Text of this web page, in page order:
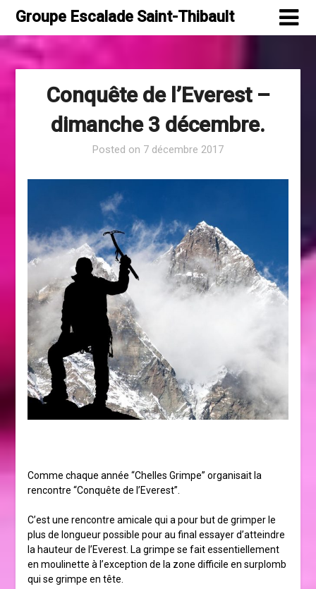
Skip
content
Groupe Escalade Saint-Thibault
Conquête de l’Everest –
dimanche 3 décembre.
Posted on 7 décembre 2017
Comme chaque année “Chelles Grimpe” organisait la
rencontre “Conquête de l’Everest”.
C’est une rencontre amicale qui a pour but de grimper le
plus de longueur possible pour au final essayer d’atteindre
la hauteur de l’Everest. La grimpe se fait essentiellement
en moulinette à l’exception de la zone difficile en surplomb
qui se grimpe en tête.